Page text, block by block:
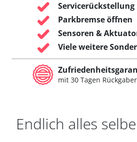
Servicerückstellung
Parkbremse öffnen
Sensoren &
Viele weitere
mit 30 Tagen
Endlich alles